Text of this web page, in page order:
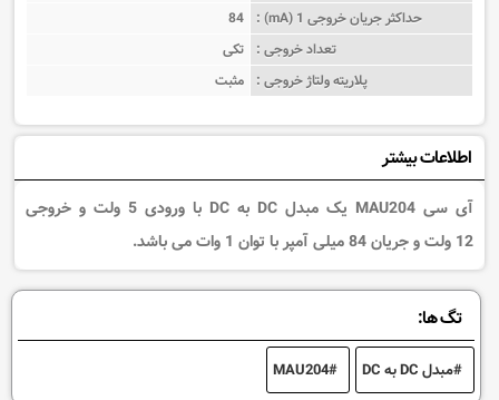
حداکثر جریان خروجی 1 (mA) :
84
تعداد خروجی : تکی
پلاریته ولتاژ خروجی : مثبت
اطلاعات بیشتر
آی سی MAU204 یک مبدل DC به DC با ورودی 5 ولت و خروجی
12 ولت و جریان 84 میلی آمپر با توان 1 وات می باشد.
تگ ها:
مبدل DC به DC MAU204